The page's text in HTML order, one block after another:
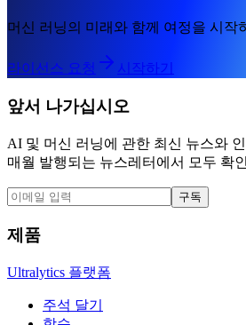
머신 러닝의 미래와 함께 여정을 시작
라이선스 요청 시작하기
앞서 나가십시오
AI 및 머신 러닝에 관한 최신 뉴스와
매월 발행되는 뉴스레터에서 모두 확
구독
제품
Ultralytics 플랫폼
주석 달기